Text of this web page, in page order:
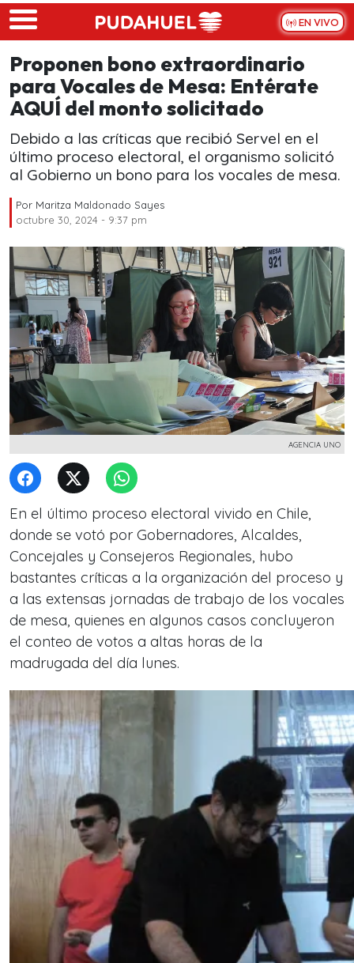
Skip to main content
EN VIVO
Proponen bono extraordinario
para Vocales de Mesa: Entérate
AQUÍ del monto solicitado
Debido a las críticas que recibió Servel en el
último proceso electoral, el organismo solicitó
al Gobierno un bono para los vocales de mesa.
Por Maritza Maldonado Sayes
octubre 30, 2024 - 9:37 pm
AGENCIA UNO
En el último proceso electoral vivido en Chile,
donde se votó por Gobernadores, Alcaldes,
Concejales y Consejeros Regionales, hubo
bastantes críticas a la organización del proceso y
a las extensas jornadas de trabajo de los vocales
de mesa, quienes en algunos casos concluyeron
el conteo de votos a altas horas de la
madrugada del día lunes.